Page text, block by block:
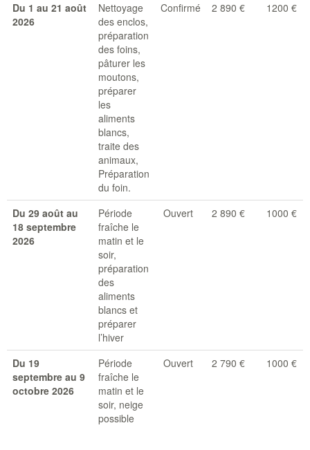
Du 1 au 21 août
2026
Nettoyage
des enclos,
préparation
des foins,
pâturer les
moutons,
préparer
les
aliments
blancs,
traite des
animaux,
Préparation
du foin.
Confirmé 2 890 € 1200 €
Du 29 août au
18 septembre
2026
Période
fraîche le
matin et le
soir,
préparation
des
aliments
blancs et
préparer
l’hiver
Ouvert 2 890 € 1000 €
Du 19
septembre au 9
octobre 2026
Période
fraîche le
matin et le
soir, neige
possible
Ouvert 2 790 € 1000 €